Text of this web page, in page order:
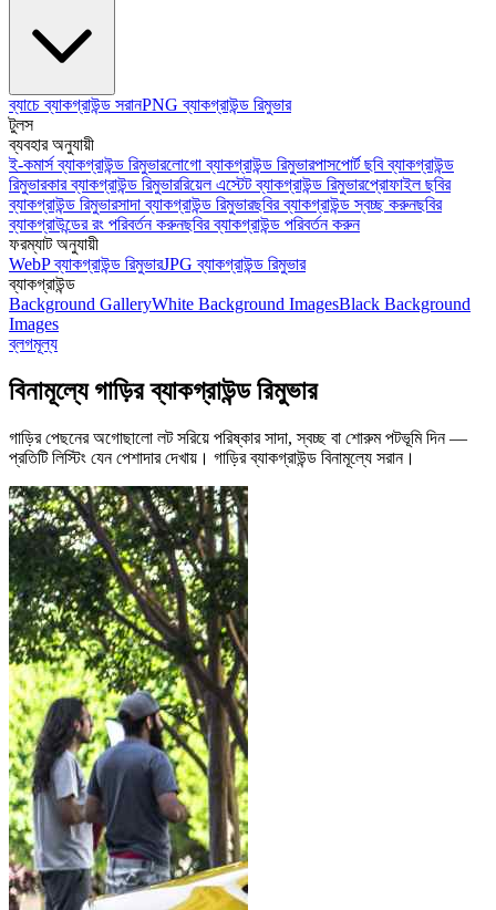
ব্যাচে ব্যাকগ্রাউন্ড সরানPNG ব্যাকগ্রাউন্ড রিমুভার
টুলস
ব্যবহার অনুযায়ী
ই-কমার্স ব্যাকগ্রাউন্ড রিমুভারলোগো ব্যাকগ্রাউন্ড রিমুভারপাসপোর্ট ছবি ব্যাকগ্রাউন্ড
রিমুভারকার ব্যাকগ্রাউন্ড রিমুভাররিয়েল এস্টেট ব্যাকগ্রাউন্ড রিমুভারপ্রোফাইল ছবির
ব্যাকগ্রাউন্ড রিমুভারসাদা ব্যাকগ্রাউন্ড রিমুভারছবির ব্যাকগ্রাউন্ড স্বচ্ছ করুনছবির
ব্যাকগ্রাউন্ডের রং পরিবর্তন করুনছবির ব্যাকগ্রাউন্ড পরিবর্তন করুন
ফরম্যাট অনুযায়ী
WebP ব্যাকগ্রাউন্ড রিমুভারJPG ব্যাকগ্রাউন্ড রিমুভার
ব্যাকগ্রাউন্ড
Background GalleryWhite Background ImagesBlack Background
Images
ব্লগমূল্য
বিনামূল্যে গাড়ির ব্যাকগ্রাউন্ড রিমুভার
গাড়ির পেছনের অগোছালো লট সরিয়ে পরিষ্কার সাদা, স্বচ্ছ বা শোরুম পটভূমি দিন —
প্রতিটি লিস্টিং যেন পেশাদার দেখায়। গাড়ির ব্যাকগ্রাউন্ড বিনামূল্যে সরান।